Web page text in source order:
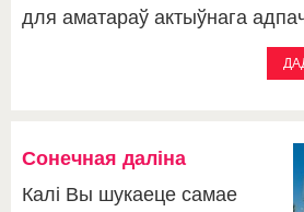
для аматараў актыўнага
Сонечная даліна
Калі Вы шукаеце самае